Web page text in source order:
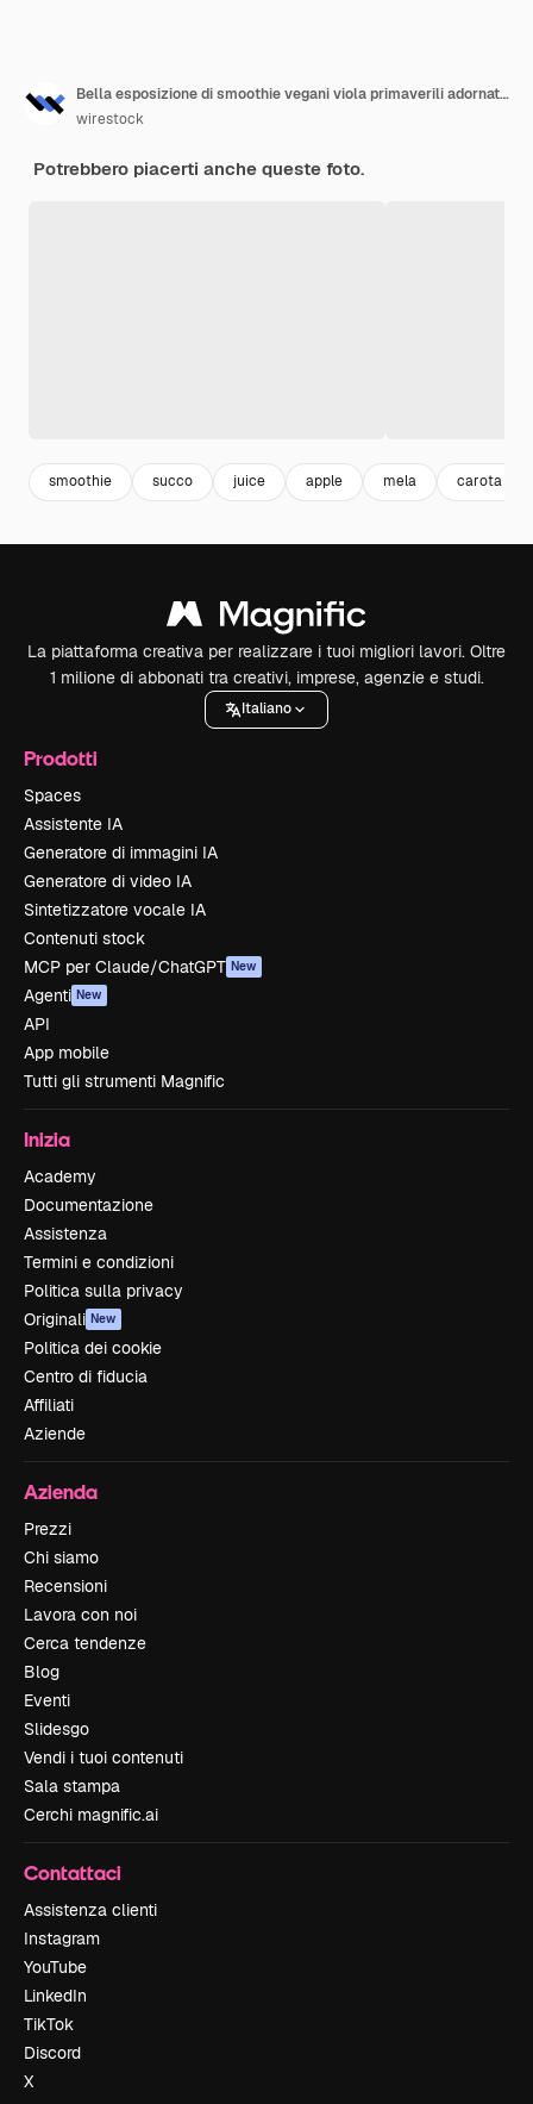
Bella esposizione di smoothie vegani viola primaverili adornati da fiori colorati
wirestock
Potrebbero piacerti anche queste foto.
smoothie succo juice apple mela carota
La piattaforma creativa per realizzare i tuoi migliori lavori. Oltre
1 milione di abbonati tra creativi, imprese, agenzie e studi.
Italiano
Prodotti
Spaces
Assistente IA
Generatore di immagini IA
Generatore di video IA
Sintetizzatore vocale IA
Contenuti stock
MCP per Claude/ChatGPT New
Agenti New
API
App mobile
Tutti gli strumenti Magnific
Inizia
Academy
Documentazione
Assistenza
Termini e condizioni
Politica sulla privacy
Originali New
Politica dei cookie
Centro di fiducia
Affiliati
Aziende
Azienda
Prezzi
Chi siamo
Recensioni
Lavora con noi
Cerca tendenze
Blog
Eventi
Slidesgo
Vendi i tuoi contenuti
Sala stampa
Cerchi magnific.ai
Contattaci
Assistenza clienti
Instagram
YouTube
LinkedIn
TikTok
Discord
X